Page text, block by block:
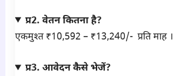
प्र2. वेतन कितना है?
एकमुश्त ₹10,592 – ₹13,240/- प्रति माह ।
प्र3. आवेदन कैसे भेजें?